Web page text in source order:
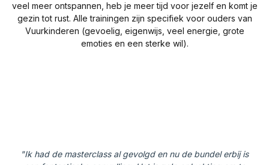
veel meer ontspannen, heb je meer tijd voor jezelf en komt je
gezin tot rust. Alle trainingen zijn specifiek voor ouders van
Vuurkinderen (gevoelig, eigenwijs, veel energie, grote
emoties en een sterke wil).
"Ik had de masterclass al gevolgd en nu de bundel erbij is